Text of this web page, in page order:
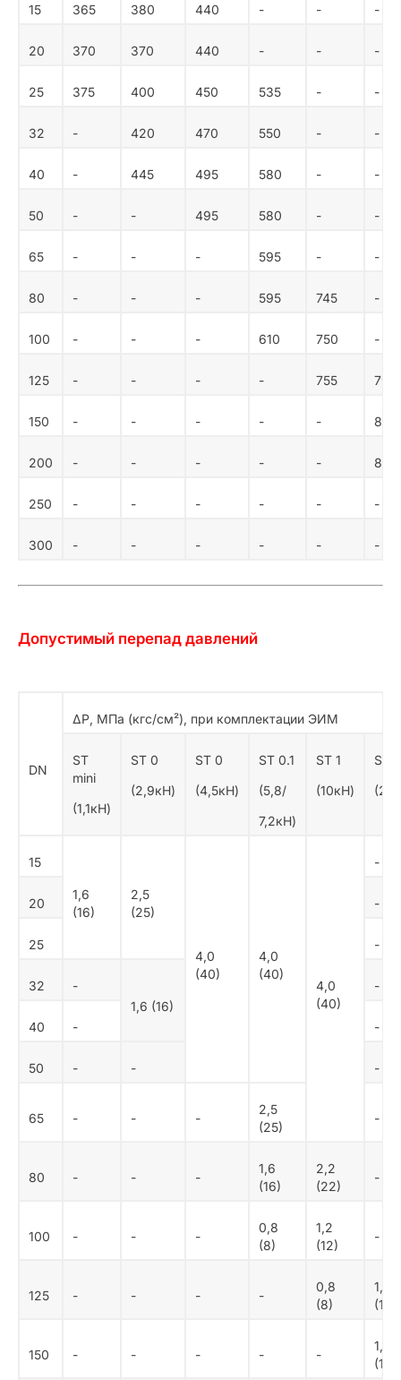
15 365 380 440 - - -
20 370 370 440 - - -
25 375 400 450 535 - -
32 - 420 470 550 - -
40 - 445 495 580 - -
50 - - 495 580 - -
65 - - - 595 - -
80 - - - 595 745 -
100 - - - 610 750 -
125 - - - - 755 790
150 - - - - - 840
200 - - - - - 870
250 - - - - - -
300 - - - - - -
Допустимый перепад давлений
DN
ΔР, МПа (кгс/см²), при комплектации ЭИМ
ST
mini
(1,1кН)
ST 0
(2,9кН)
ST 0
(4,5кН)
ST 0.1
(5,8/
7,2кН)
ST 1
(10кН)
ST 2
15
1,6
(16)
2,5
(25)
4,0
(40)
4,0
(40)
4,0
(40)
-
20 -
25 -
32
-
1,6 (16)
-
40 - -
50 - - -
65 - - -
2,5
(25)
-
80 - - -
1,6
(16)
2,2
(22)
-
100 - - -
0,8
(8)
1,2
(12)
-
125 - - - -
0,8
(8)
1,6
(16)
150 - - - - -
1,2
(12)